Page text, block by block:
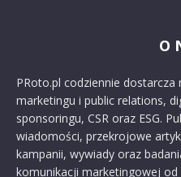
O
PRoto.pl codziennie
marketingu i public relations,
sponsoringu, CSR oraz ESG.
wiadomości, przekrojowe
kampanii, wywiady oraz
komunikacji marketingowej od